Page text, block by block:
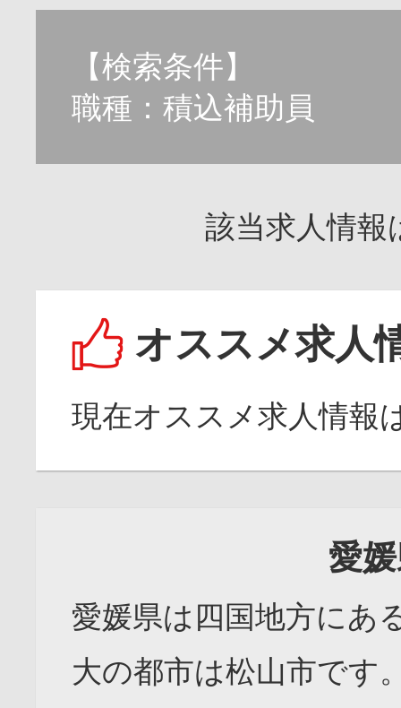
【検索条件】
職種：積込補助員
該当求人情
オススメ求人
現在オススメ求人情報
愛
愛媛県は四国地方にあ
大の都市は松山市です